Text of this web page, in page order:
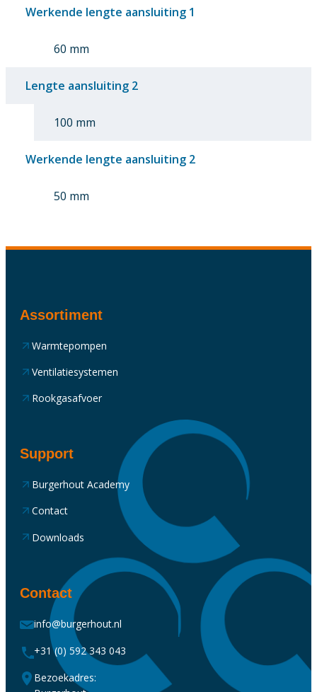
Werkende lengte aansluiting 1
60 mm
Lengte aansluiting 2
100 mm
Werkende lengte aansluiting 2
50 mm
Assortiment
Warmtepompen
Ventilatiesystemen
Rookgasafvoer
Support
Burgerhout Academy
Contact
Downloads
Contact
info@burgerhout.nl
+31 (0) 592 343 043
Bezoekadres: